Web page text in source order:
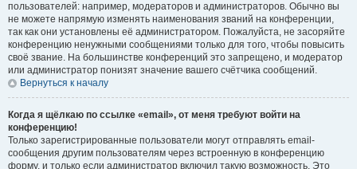
пользователей: например, модераторов и администраторов. Обычно вы
не можете напрямую изменять наименования званий на конференции,
так как они установлены её администратором. Пожалуйста, не засоряйте
конференцию ненужными сообщениями только для того, чтобы повысить
своё звание. На большинстве конференций это запрещено, и модератор
или администратор понизят значение вашего счётчика сообщений.
Вернуться к началу
Когда я щёлкаю по ссылке «email», от меня требуют войти на
конференцию!
Только зарегистрированные пользователи могут отправлять email-
сообщения другим пользователям через встроенную в конференцию
форму, и только если администратор включил такую возможность. Это